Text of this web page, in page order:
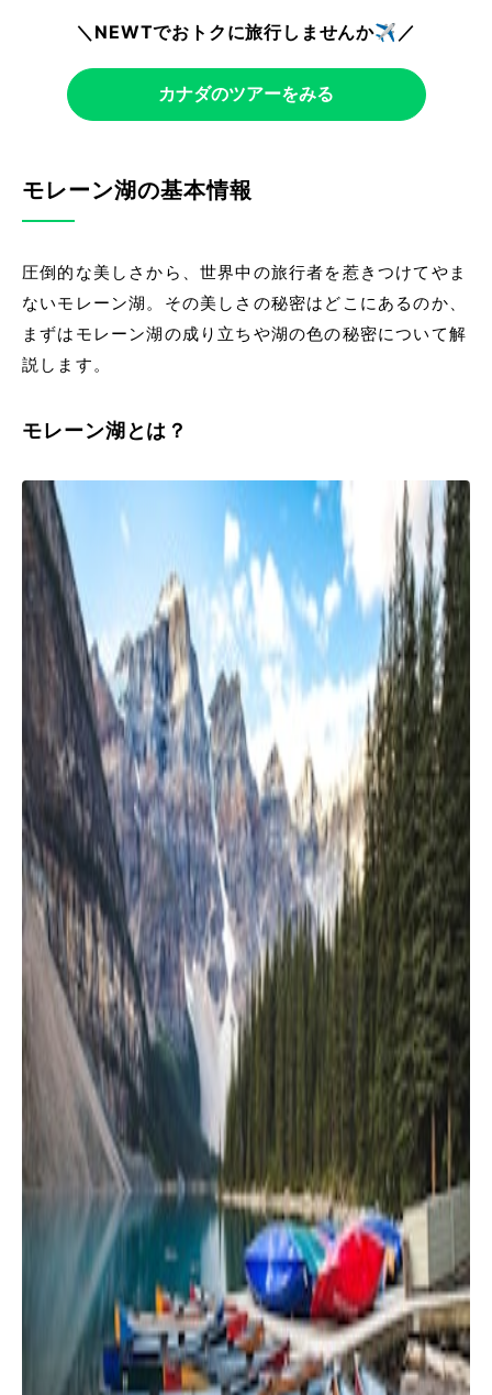
＼NEWTでおトクに旅行しませんか✈️／
カナダのツアーをみる
モレーン湖の基本情報
圧倒的な美しさから、世界中の旅行者を惹きつけてやま
ないモレーン湖。その美しさの秘密はどこにあるのか、
まずはモレーン湖の成り立ちや湖の色の秘密について解
説します。
モレーン湖とは？